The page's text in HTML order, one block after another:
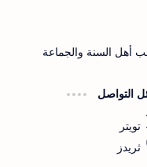
أهل السنة والجماعة
التواصل
تويتر
ثريدز